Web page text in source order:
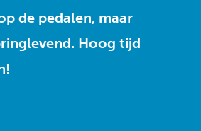
de pedalen, maar
Hoog tijd